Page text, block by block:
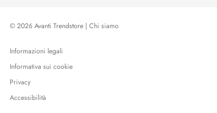
© 2026 Avanti Trendstore | Chi siamo
Informazioni legali
Informativa sui cookie
Privacy
Accessibilità